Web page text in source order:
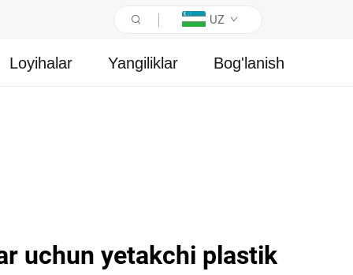
UZ
Loyihalar Yangiliklar Bog'lanish
uchun yetakchi plastik